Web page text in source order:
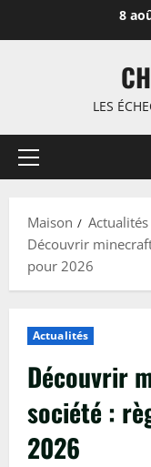
8
LES
Menu
Maison
Actualités
Découvrir
pour 2026
Actualités
Découvrir
société :
2026